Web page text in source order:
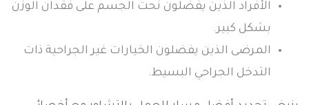
الأفراد الذين يفضلون نحت الجسم على فقدان الوزن
بشكل كبير.
المرضى الذين يفضلون الخيارات غير الجراحية ذات
التدخل الجراحي البسيط.